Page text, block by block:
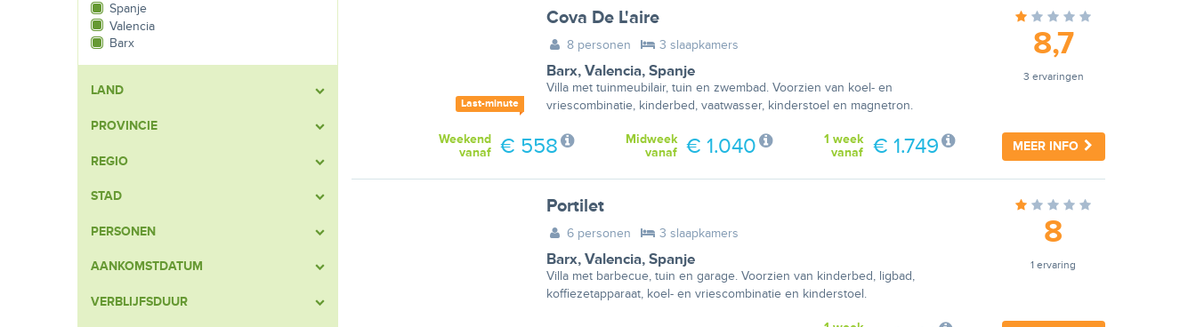
Spanje
Valencia
Barx
LAND
PROVINCIE
REGIO
STAD
PERSONEN
AANKOMSTDATUM
VERBLIJFSDUUR
Last-minute
Cova De L'aire
8 personen 3 slaapkamers
Barx, Valencia, Spanje
Villa met tuinmeubilair, tuin en zwembad. Voorzien van koel- en
vriescombinatie, kinderbed, vaatwasser, kinderstoel en magnetron.
8,7
3 ervaringen
MEER INFO
1 week
vanaf
€ 1.749
Midweek
vanaf
€ 1.040
Weekend
vanaf
€ 558
Portilet
6 personen 3 slaapkamers
Barx, Valencia, Spanje
Villa met barbecue, tuin en garage. Voorzien van kinderbed, ligbad,
koffiezetapparaat, koel- en vriescombinatie en kinderstoel.
8
1 ervaring